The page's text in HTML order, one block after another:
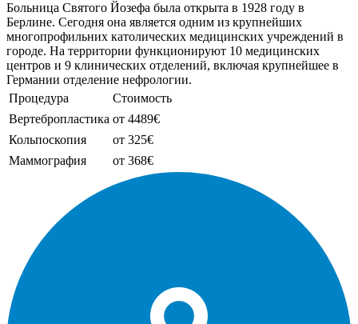
Больница Святого Йозефа была открыта в 1928 году в
Берлине. Сегодня она является одним из крупнейших
многопрофильних католических медицинских учреждений в
городе. На территории функционируют 10 медицинских
центров и 9 клинических отделений, включая крупнейшее в
Германии отделение нефрологии.
Процедура
Стоимость
Вертебропластика от 4489€
Кольпоскопия
от 325€
Маммография
от 368€